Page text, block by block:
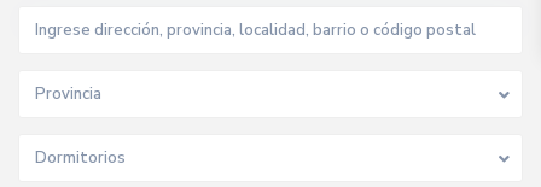
Provincia
Dormitorios